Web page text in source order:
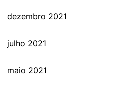
dezembro 2021
julho 2021
maio 2021